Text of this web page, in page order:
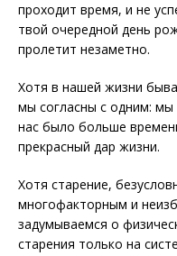
проходит время, и не
твой очередной день
пролетит незаметно.
Хотя в нашей жизни
мы согласны с одним:
нас было больше
прекрасный дар жизни.
Хотя старение,
многофакторным и
задумываемся о
старения только на